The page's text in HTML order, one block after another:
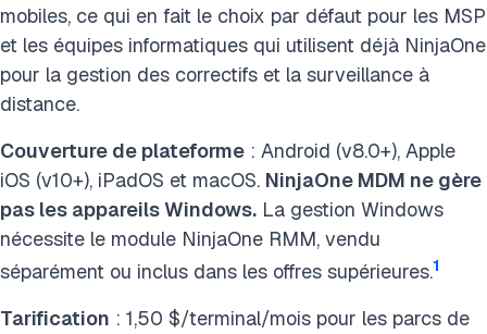
mobiles, ce qui en fait le choix par défaut pour les MSP
et les équipes informatiques qui utilisent déjà NinjaOne
pour la gestion des correctifs et la surveillance à
distance.
Couverture de plateforme : Android (v8.0+), Apple
iOS (v10+), iPadOS et macOS. NinjaOne MDM ne gère
pas les appareils Windows. La gestion Windows
nécessite le module NinjaOne RMM, vendu
séparément ou inclus dans les offres supérieures.1
Tarification : 1,50 $/terminal/mois pour les parcs de